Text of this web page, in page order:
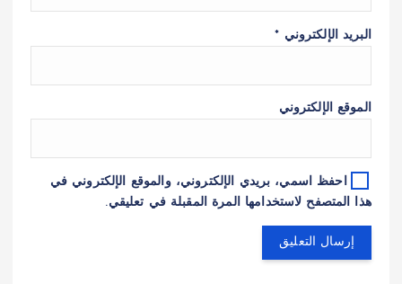
البريد الإلكتروني *
الموقع الإلكتروني
احفظ اسمي، بريدي الإلكتروني، والموقع الإلكتروني في
هذا المتصفح لاستخدامها المرة المقبلة في تعليقي.